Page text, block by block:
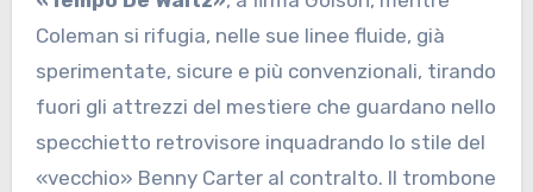
Coleman si rifugia, nelle sue linee fluide, già
sperimentate, sicure e più convenzionali, tirando
fuori gli attrezzi del mestiere che guardano nello
specchietto retrovisore inquadrando lo stile del
«vecchio» Benny Carter al contralto. Il trombone